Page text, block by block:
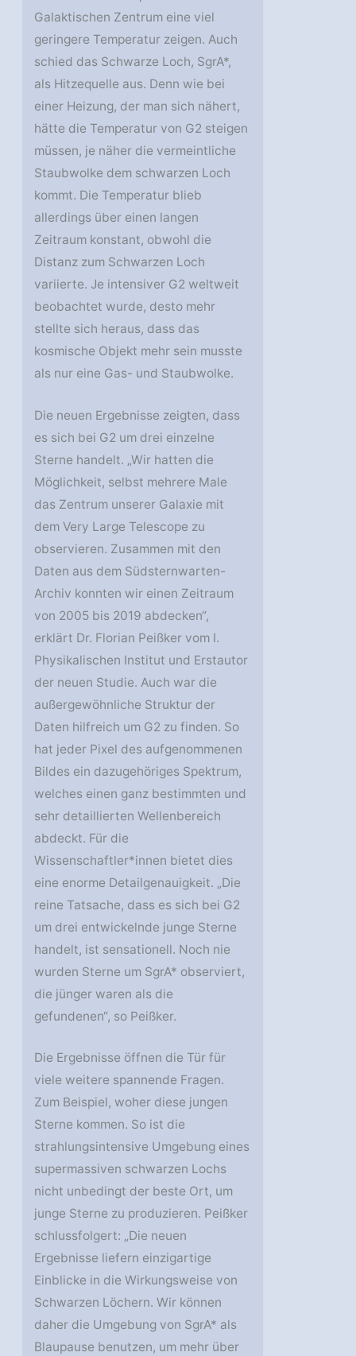
Galaktischen Zentrum eine viel
geringere Temperatur zeigen. Auch
schied das Schwarze Loch, SgrA*,
als Hitzequelle aus. Denn wie bei
einer Heizung, der man sich nähert,
hätte die Temperatur von G2 steigen
müssen, je näher die vermeintliche
Staubwolke dem schwarzen Loch
kommt. Die Temperatur blieb
allerdings über einen langen
Zeitraum konstant, obwohl die
Distanz zum Schwarzen Loch
variierte. Je intensiver G2 weltweit
beobachtet wurde, desto mehr
stellte sich heraus, dass das
kosmische Objekt mehr sein musste
als nur eine Gas- und Staubwolke.
Die neuen Ergebnisse zeigten, dass
es sich bei G2 um drei einzelne
Sterne handelt. „Wir hatten die
Möglichkeit, selbst mehrere Male
das Zentrum unserer Galaxie mit
dem Very Large Telescope zu
observieren. Zusammen mit den
Daten aus dem Südsternwarten-
Archiv konnten wir einen Zeitraum
von 2005 bis 2019 abdecken“,
erklärt Dr. Florian Peißker vom I.
Physikalischen Institut und Erstautor
der neuen Studie. Auch war die
außergewöhnliche Struktur der
Daten hilfreich um G2 zu finden. So
hat jeder Pixel des aufgenommenen
Bildes ein dazugehöriges Spektrum,
welches einen ganz bestimmten und
sehr detaillierten Wellenbereich
abdeckt. Für die
Wissenschaftler*innen bietet dies
eine enorme Detailgenauigkeit. „Die
reine Tatsache, dass es sich bei G2
um drei entwickelnde junge Sterne
handelt, ist sensationell. Noch nie
wurden Sterne um SgrA* observiert,
die jünger waren als die
gefundenen“, so Peißker.
Die Ergebnisse öffnen die Tür für
viele weitere spannende Fragen.
Zum Beispiel, woher diese jungen
Sterne kommen. So ist die
strahlungsintensive Umgebung eines
supermassiven schwarzen Lochs
nicht unbedingt der beste Ort, um
junge Sterne zu produzieren. Peißker
schlussfolgert: „Die neuen
Ergebnisse liefern einzigartige
Einblicke in die Wirkungsweise von
Schwarzen Löchern. Wir können
daher die Umgebung von SgrA* als
Blaupause benutzen, um mehr über